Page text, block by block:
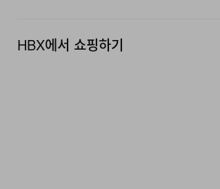
HBX에서 쇼핑하기